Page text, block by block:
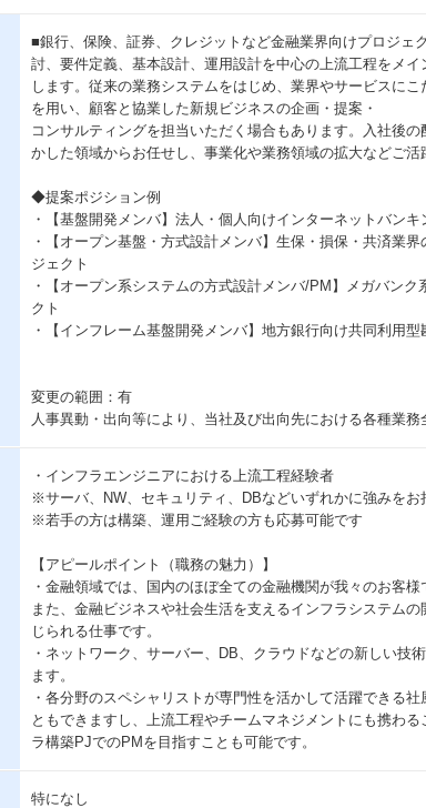
■銀行、保険、証券、クレジットなど金融業界向けプロジェ
討、要件定義、基本設計、運用設計を中心の上流工程をメ
します。従来の業務システムをはじめ、業界やサービスに
を用い、顧客と協業した新規ビジネスの企画・提案・
コンサルティングを担当いただく場合もあります。入社後
かした領域からお任せし、事業化や業務領域の拡大などご活
◆提案ポジション例
・【基盤開発メンバ】法人・個人向けインターネットバン
・【オープン基盤・方式設計メンバ】生保・損保・共済業
ジェクト
・【オープン系システムの方式設計メンバ/PM】メガバン
クト
・【インフレーム基盤開発メンバ】地方銀行向け共同利用型
変更の範囲：有
人事異動・出向等により、当社及び出向先における各種業
・インフラエンジニアにおける上流工程経験者
※サーバ、NW、セキュリティ、DBなどいずれかに強みをお
※若手の方は構築、運用ご経験の方も応募可能です
【アピールポイント（職務の魅力）】
・金融領域では、国内のほぼ全ての金融機関が我々のお客様
また、金融ビジネスや社会生活を支えるインフラシステム
じられる仕事です。
・ネットワーク、サーバー、DB、クラウドなどの新しい技
ます。
・各分野のスペシャリストが専門性を活かして活躍できる
ともできますし、上流工程やチームマネジメントにも携わ
ラ構築PJでのPMを目指すことも可能です。
特になし